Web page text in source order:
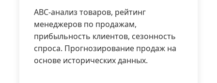
ABC-анализ товаров, рейтинг
менеджеров по продажам,
прибыльность клиентов, сезонность
спроса. Прогнозирование продаж на
основе исторических данных.